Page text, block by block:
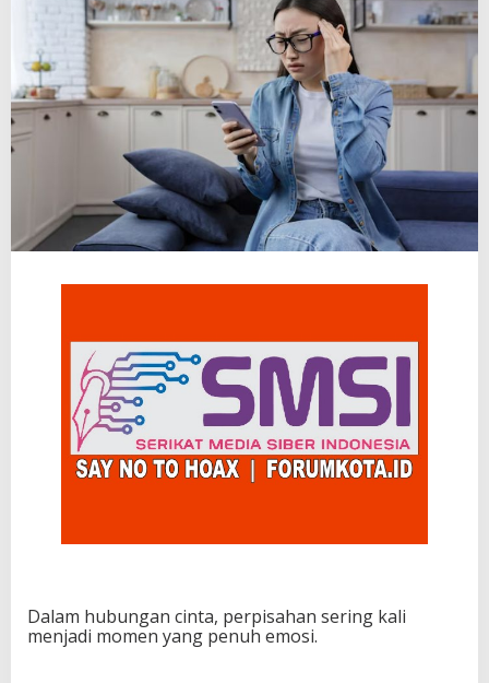
Dalam hubungan cinta, perpisahan sering kali
menjadi momen yang penuh emosi.